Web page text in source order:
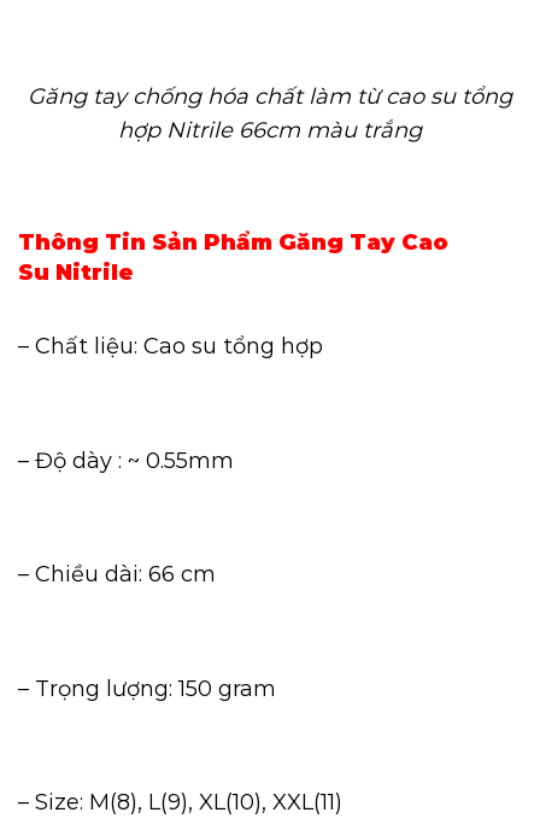
Găng tay chống hóa chất làm từ cao su tổng
hợp Nitrile 66cm màu trắng
Thông Tin Sản Phẩm Găng Tay Cao
Su Nitrile
– Chất liệu: Cao su tổng hợp
– Độ dày : ~ 0.55mm
– Chiều dài: 66 cm
– Trọng lượng: 150 gram
– Size: M(8), L(9), XL(10), XXL(11)